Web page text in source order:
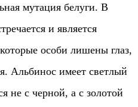
мутация белуги. В
и является
особи лишены глаз,
Альбинос имеет светлый
не с черной, а с золотой